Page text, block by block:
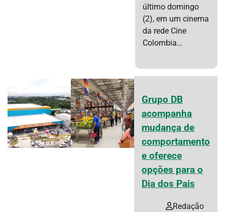
último domingo
(2), em um cinema
da rede Cine
Colombia…
Grupo DB
acompanha
mudança de
comportamento
e oferece
opções para o
Dia dos Pais
Redação